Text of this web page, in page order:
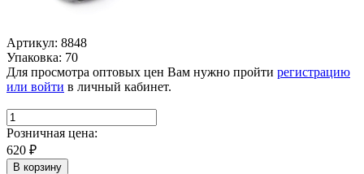
Артикул: 8848
Упаковка: 70
Для просмотра оптовых цен Вам нужно пройти регистрацию
или войти в личный кабинет.
Розничная цена:
620 ₽
В корзину